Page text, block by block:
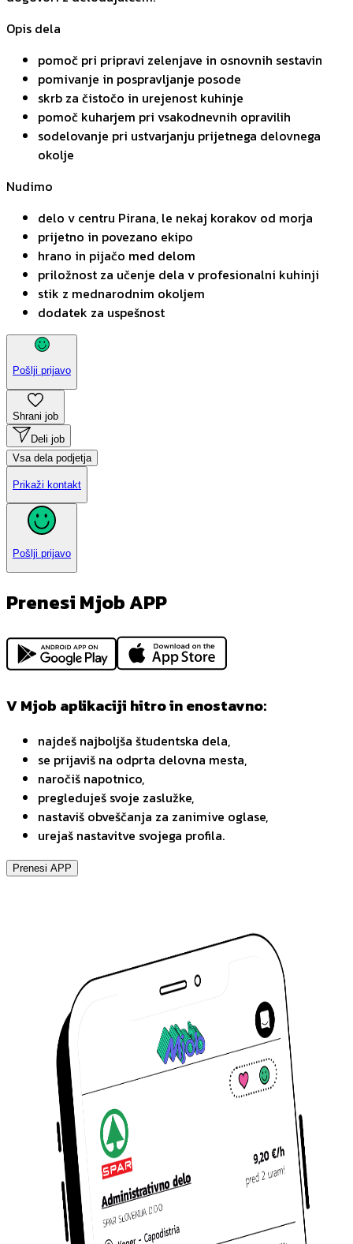
Opis dela
pomoč pri pripravi zelenjave in osnovnih sestavin
pomivanje in pospravljanje posode
skrb za čistočo in urejenost kuhinje
pomoč kuharjem pri vsakodnevnih opravilih
sodelovanje pri ustvarjanju prijetnega delovnega
okolje
Nudimo
delo v centru Pirana, le nekaj korakov od morja
prijetno in povezano ekipo
hrano in pijačo med delom
priložnost za učenje dela v profesionalni kuhinji
stik z mednarodnim okoljem
dodatek za uspešnost
Pošlji prijavo
Shrani job
Deli job
Vsa dela podjetja
Prikaži kontakt
Pošlji prijavo
Prenesi Mjob APP
V Mjob aplikaciji hitro in enostavno:
najdeš najboljša študentska dela,
se prijaviš na odprta delovna mesta,
naročiš napotnico,
pregleduješ svoje zaslužke,
nastaviš obveščanja za zanimive oglase,
urejaš nastavitve svojega profila.
Prenesi APP